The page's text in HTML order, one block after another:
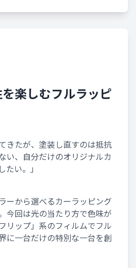
楽しむフルラッピ
きたが、塗装し直すのは抵抗
い、自分だけのオリジナルカ
たい。」
ーから選べるカーラッピング
今回は光の当たり方で色味が
リップ」系のフィルムでフル
に一台だけの特別な一台を創